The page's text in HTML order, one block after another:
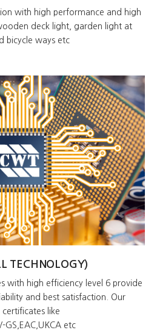
with high performance and high
deck light, garden light at
bicycle ways etc
TECHNOLOGY)
with high efficiency level 6 provide
and best satisfaction. Our
like
GS,EAC,UKCA etc